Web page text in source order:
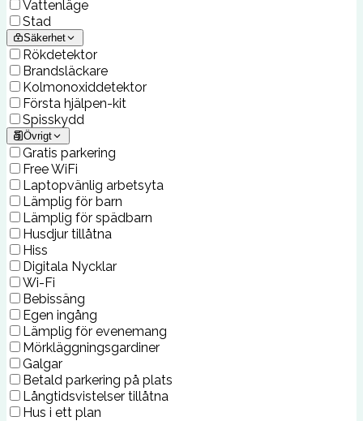
Vattenläge
Stad
Säkerhet
Rökdetektor
Brandsläckare
Kolmonoxiddetektor
Första hjälpen-kit
Spisskydd
Övrigt
Gratis parkering
Free WiFi
Laptopvänlig arbetsyta
Lämplig för barn
Lämplig för spädbarn
Husdjur tillåtna
Hiss
Digitala Nycklar
Wi-Fi
Bebissäng
Egen ingång
Lämplig för evenemang
Mörkläggningsgardiner
Galgar
Betald parkering på plats
Långtidsvistelser tillåtna
Hus i ett plan